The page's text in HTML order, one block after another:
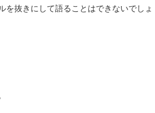
を抜きにして語ることはできないでしょ